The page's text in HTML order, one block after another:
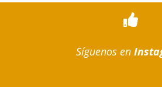

Síguenos en